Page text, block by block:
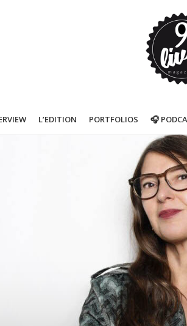
L’EDITION PORTFOLIOS 🎧